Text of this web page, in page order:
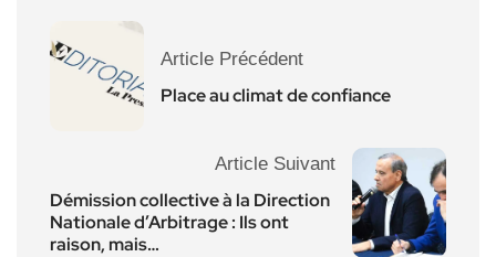
Article Précédent
Place au climat de confiance
Article Suivant
Démission collective à la Direction
Nationale d’Arbitrage : Ils ont
raison, mais…